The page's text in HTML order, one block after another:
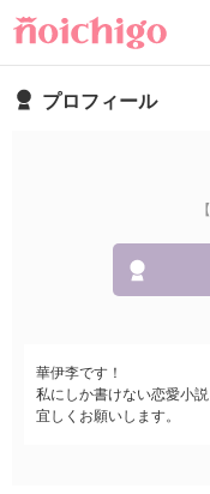
プロフィール
華伊李です！
私にしか書けない恋愛小
宜しくお願いします。